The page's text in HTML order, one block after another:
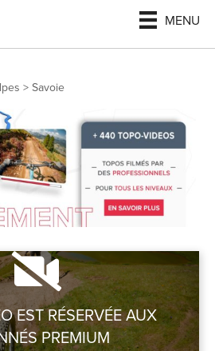
MENU
>Savoie
EST RÉSERVÉE AUX
PREMIUM